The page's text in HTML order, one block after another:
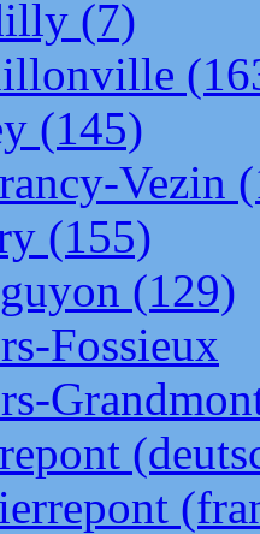
(7)
(145)
Vezin
(155)
(129)
Fossieux